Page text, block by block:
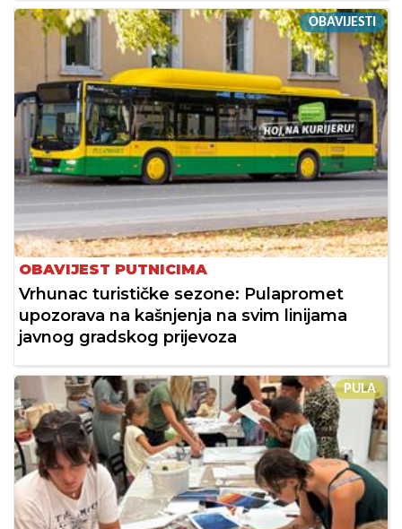
OBAVIJESTI
OBAVIJEST PUTNICIMA
Vrhunac turističke sezone: Pulapromet
upozorava na kašnjenja na svim linijama
javnog gradskog prijevoza
PULA